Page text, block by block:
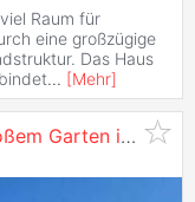
Raum für
eine großzügige
Das Haus
... [Mehr]
Platz für Ihre Zukunft: Haus mit großem Garten in